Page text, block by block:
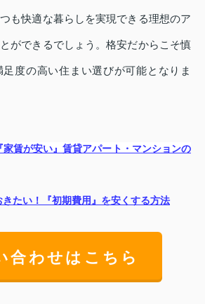
も快適な暮らしを実現できる理想のア
ができるでしょう。格安だからこそ慎
度の高い住まい選びが可能となりま
家賃が安い』賃貸アパート・マンションの
きたい！『初期費用』を安くする方法
合わせはこちら